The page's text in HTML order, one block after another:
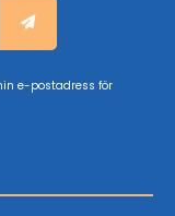
e-postadress för